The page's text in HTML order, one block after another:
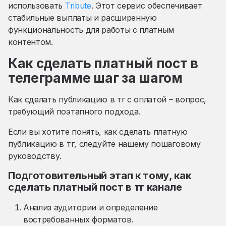
использовать Tribute. Этот сервис обеспечивает
стабильные выплаты и расширенную
функциональность для работы с платным
контентом.
Как сделать платный пост в
телеграмме шаг за шагом
Как сделать публикацию в тг с оплатой – вопрос,
требующий поэтапного подхода.
Если вы хотите понять, как сделать платную
публикацию в тг, следуйте нашему пошаговому
руководству.
Подготовительный этап к тому, как
сделать платный пост в тг канале
Анализ аудитории и определение
востребованных форматов.